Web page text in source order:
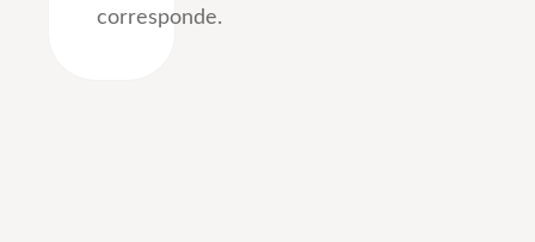
corresponde.